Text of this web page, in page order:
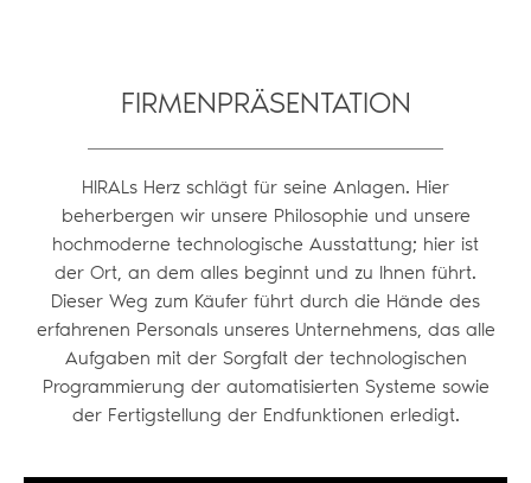
FIRMENPRÄSENTATION
HIRALs Herz schlägt für seine Anlagen. Hier
beherbergen wir unsere Philosophie und unsere
hochmoderne technologische Ausstattung; hier ist
der Ort, an dem alles beginnt und zu Ihnen führt.
Dieser Weg zum Käufer führt durch die Hände des
erfahrenen Personals unseres Unternehmens, das alle
Aufgaben mit der Sorgfalt der technologischen
Programmierung der automatisierten Systeme sowie
der Fertigstellung der Endfunktionen erledigt.